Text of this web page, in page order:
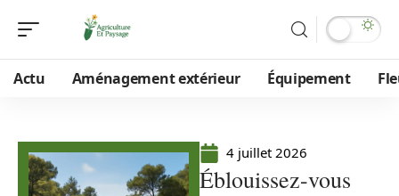
Actu Aménagement extérieur Équipement
4 juillet 2026
Éblouissez-vous